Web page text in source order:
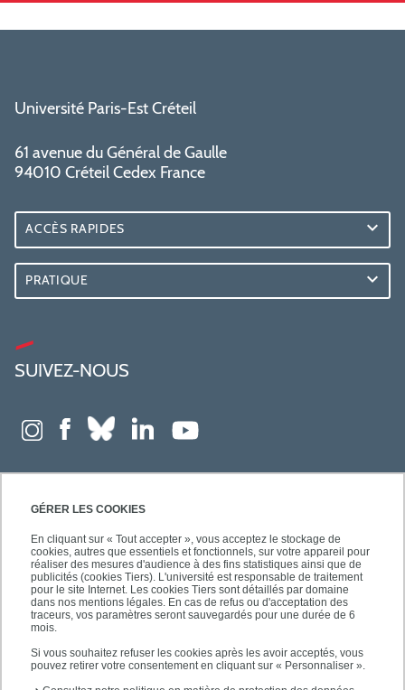
GÉRER LES COOKIES
En cliquant sur « Tout accepter », vous acceptez le stockage de
cookies, autres que essentiels et fonctionnels, sur votre appareil pour
réaliser des mesures d'audience à des fins statistiques ainsi que de
publicités (cookies Tiers). L'université est responsable de traitement
pour le site Internet. Les cookies Tiers sont détaillés par domaine
dans nos mentions légales. En cas de refus ou d'acceptation des
traceurs, vos paramètres seront sauvegardés pour une durée de 6
mois.
Si vous souhaitez refuser les cookies après les avoir acceptés, vous
pouvez retirer votre consentement en cliquant sur « Personnaliser ».
Université Paris-Est Créteil
61 avenue du Général de Gaulle
94010 Créteil Cedex France
ACCÈS RAPIDES
PRATIQUE
SUIVEZ-NOUS